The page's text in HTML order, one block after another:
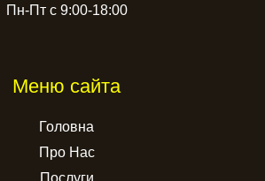
Пн-Пт с 9:00-18:00
Меню сайта
Головна
Про Нас